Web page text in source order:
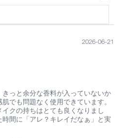
っと余分な香料が入っていないか
でも問題なく使用できています。
クの持ちはとても良くなりまし
間に「アレ？キレイだなぁ」と実
2026-06-21